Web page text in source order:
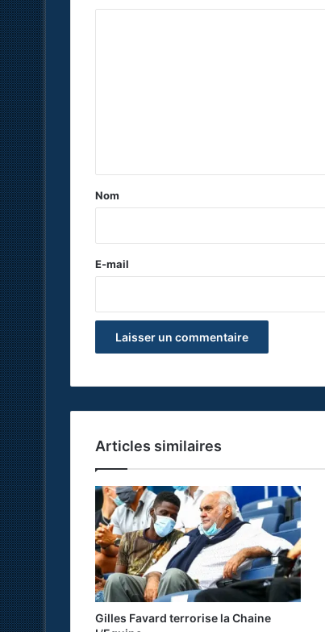
a
e
Nom
E-mail
Articles similaires
Gilles Favard terrorise la Chaine